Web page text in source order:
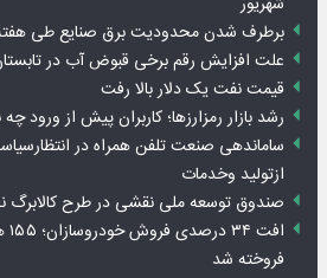
برطرف شدن محدودیت‌ برق صنایع طی
علت افزایش رقم برخی قبوض آب در
قیمت نفت یک دلار بالا رفت
رشد بازار رمزارزها؛ کاربران پیش از ورود چه
ساماندهی صنعت تلفن همراه در
ازتولید وخدمات
صندوق توسعه ملی نقشی در طرح کالابرگ
فروخته شد